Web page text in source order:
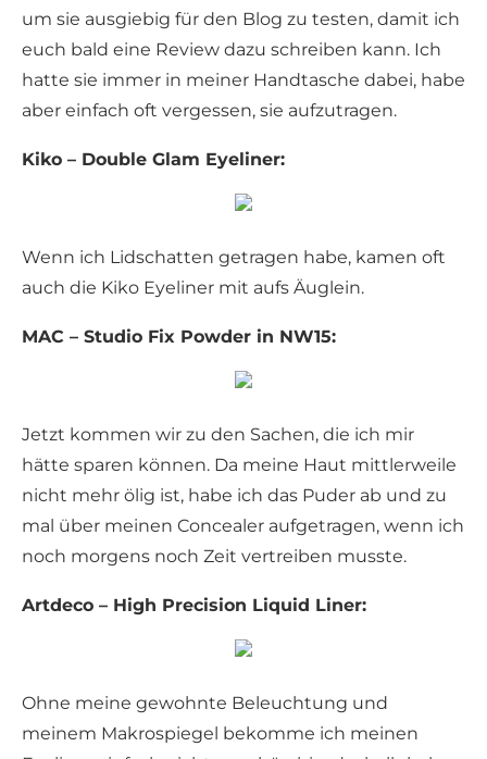
um sie ausgiebig für den Blog zu testen, damit ich
euch bald eine Review dazu schreiben kann. Ich
hatte sie immer in meiner Handtasche dabei, habe
aber einfach oft vergessen, sie aufzutragen.
Kiko – Double Glam Eyeliner:
Wenn ich Lidschatten getragen habe, kamen oft
auch die Kiko Eyeliner mit aufs Äuglein.
MAC – Studio Fix Powder in NW15:
Jetzt kommen wir zu den Sachen, die ich mir
hätte sparen können. Da meine Haut mittlerweile
nicht mehr ölig ist, habe ich das Puder ab und zu
mal über meinen Concealer aufgetragen, wenn ich
noch morgens noch Zeit vertreiben musste.
Artdeco – High Precision Liquid Liner:
Ohne meine gewohnte Beleuchtung und
meinem Makrospiegel bekomme ich meinen